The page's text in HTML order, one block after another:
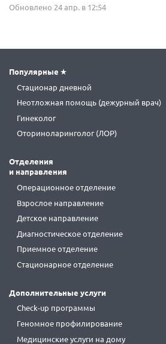
Обновлено 24 апр. в 12:54
Популярные
Стационар дневной
Неотложная помощь (дежурный врач)
Гинеколог
Оториноларинголог (ЛОР)
Отделения
и направления
Операционное отделение
Взрослое направление
Детское направление
Диагностическое отделение
Приемное отделение
Стационарное отделение
Дополнительные услуги
Check-up программы
Геномное профилирование
Медицинские услуги на дому